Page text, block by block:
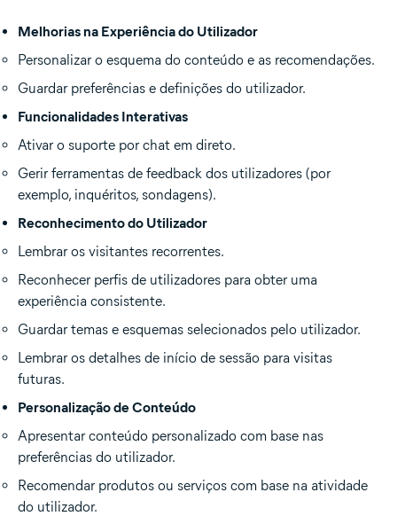
Melhorias na Experiência do Utilizador
Personalizar o esquema do conteúdo e as recomendações.
Guardar preferências e definições do utilizador.
Funcionalidades Interativas
Ativar o suporte por chat em direto.
Gerir ferramentas de feedback dos utilizadores (por
exemplo, inquéritos, sondagens).
Reconhecimento do Utilizador
Lembrar os visitantes recorrentes.
Reconhecer perfis de utilizadores para obter uma
experiência consistente.
Guardar temas e esquemas selecionados pelo utilizador.
Lembrar os detalhes de início de sessão para visitas
futuras.
Personalização de Conteúdo
Apresentar conteúdo personalizado com base nas
preferências do utilizador.
Recomendar produtos ou serviços com base na atividade
do utilizador.